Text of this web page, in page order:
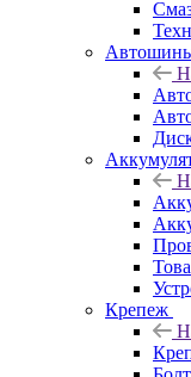
Крепеж